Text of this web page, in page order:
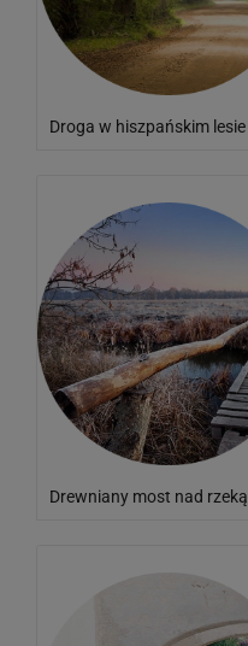
Droga w hiszpańskim lesie
Drewniany most nad rzeką